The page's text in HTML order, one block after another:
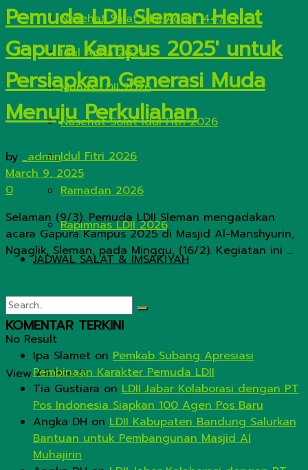
Nasehat Salat Idul Adha 1447 H
Idul Adha 2026
Munas LDII 2026
Nasehat Solat Idul Fitri 2026
Idul Fitri 2026
Ramadan 2026
Rapimnas LDII 2026
JADWAL SALAT & IMSAKIYAH
No Result
View All Result
Pemuda LDII Sleman Helat
Gapura Kampus 2025′ untuk
Persiapkan Generasi Muda
Menuju Perkuliahan
by _admin
March 9, 2025
0
Selaman (9/3). Pemuda LDII Sleman mengadakan
acara Gapura Kampus 2025 di Masjid Al-Manshyurin,
Ngaglik, Sleman, pada Minggu, (16/2). Kegiatan ini ...
KOMENTAR TERKINI
Ipa Slamet on Pemkab Subang Apresiasi
Pembinaan Karakter Pemuda LDII
Tia Gustiara on LDII Jabar Kolaborasi dengan PT
Pos Indonesia Siapkan 100 Agen Pos Baru
Angka DH on LDII Kabupaten Bandung Salurkan
Bantuan untuk Pembangunan Masjid Al
Muhajirin